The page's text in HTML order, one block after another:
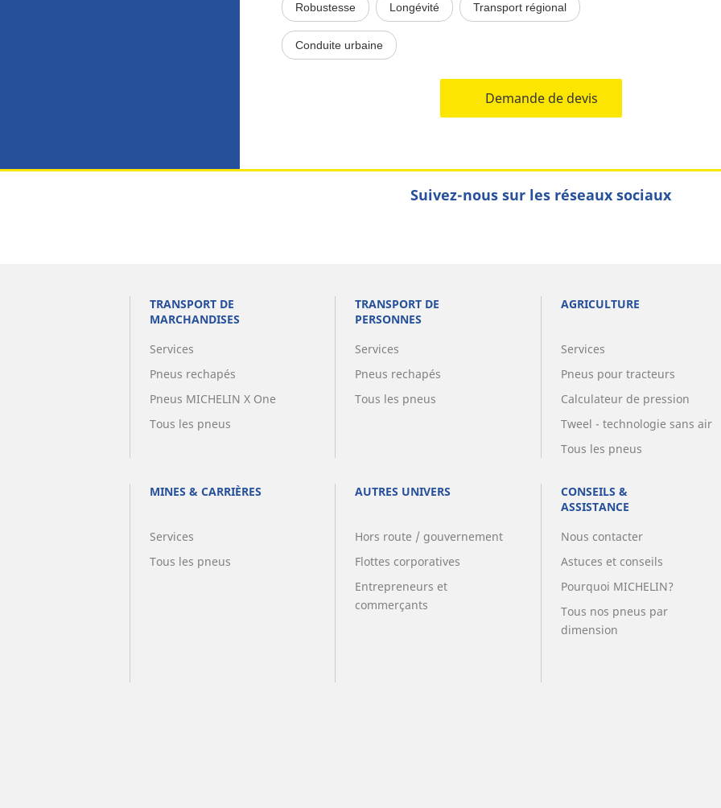
Robustesse Longévité Transport régional
Conduite urbaine
Demande de devis
Suivez-nous sur les réseaux sociaux
TRANSPORT DE
MARCHANDISES
Services
Pneus rechapés
Pneus MICHELIN X One
Tous les pneus
TRANSPORT DE
PERSONNES
Services
Pneus rechapés
Tous les pneus
AGRICULTURE
Services
Pneus pour tracteurs
Calculateur de pression
Tweel - technologie sans air
Tous les pneus
MINES & CARRIÈRES
Services
Tous les pneus
AUTRES UNIVERS
Hors route / gouvernement
Flottes corporatives
Entrepreneurs et
commerçants
CONSEILS &
ASSISTANCE
Nous contacter
Astuces et conseils
Pourquoi MICHELIN?
Tous nos pneus par
dimension